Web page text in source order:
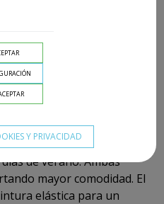
Y PRIVACIDAD
Y
NIÑA
, compuesto por
en tejido con efecto
de verano. Ambas
mayor comodidad. El
elástica para un